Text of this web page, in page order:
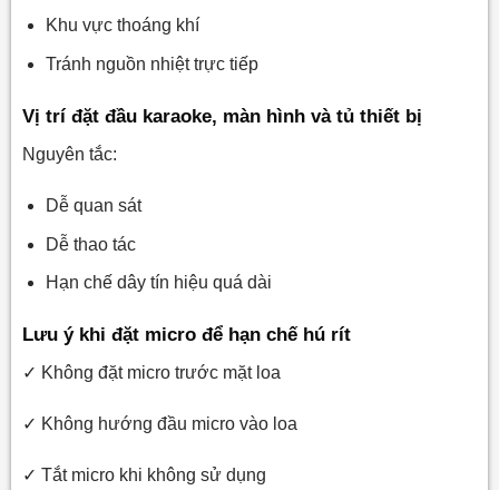
Khu vực thoáng khí
Tránh nguồn nhiệt trực tiếp
Vị trí đặt đầu karaoke, màn hình và tủ thiết bị
Nguyên tắc:
Dễ quan sát
Dễ thao tác
Hạn chế dây tín hiệu quá dài
Lưu ý khi đặt micro để hạn chế hú rít
✓ Không đặt micro trước mặt loa
✓ Không hướng đầu micro vào loa
✓ Tắt micro khi không sử dụng